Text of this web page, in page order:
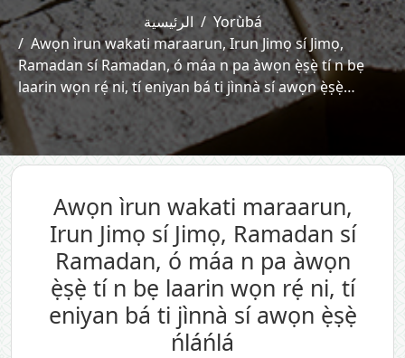
الرئيسية
Yorùbá
Awọn ìrun wakati maraarun, Irun Jimọ sí Jimọ,
Ramadan sí Ramadan, ó máa n pa àwọn ẹ̀ṣẹ̀ tí n bẹ
laarin wọn rẹ́ ni, tí eniyan bá ti jìnnà sí awọn ẹ̀ṣẹ̀…
Awọn ìrun wakati maraarun,
Irun Jimọ sí Jimọ, Ramadan sí
Ramadan, ó máa n pa àwọn
ẹ̀ṣẹ̀ tí n bẹ laarin wọn rẹ́ ni, tí
eniyan bá ti jìnnà sí awọn ẹ̀ṣẹ̀
ńláńlá